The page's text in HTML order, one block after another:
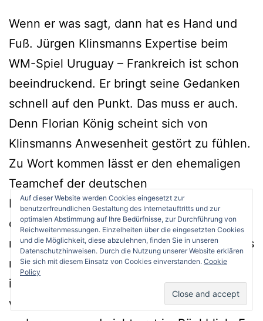
Wenn er was sagt, dann hat es Hand und
Fuß. Jürgen Klinsmanns Expertise beim
WM-Spiel Uruguay – Frankreich ist schon
beeindruckend. Er bringt seine Gedanken
schnell auf den Punkt. Das muss er auch.
Denn Florian König scheint sich von
Klinsmanns Anwesenheit gestört zu fühlen.
Zu Wort kommen lässt er den ehemaligen
Teamchef der deutschen
Nationalmannschaft nämlich nicht. Da König
das Spiel souverän kommentiert, ist das
nicht ganz so schlimm. König kann mehr, als
nur das Geschehen wiederzugeben. Er
interpretiert die Entwicklung des Spiels,
weiß die entscheidenden Momente sofort
Auf dieser Website werden Cookies eingesetzt zur
benutzerfreundlichen Gestaltung des Internetauftritts und zur
optimalen Abstimmung auf Ihre Bedürfnisse, zur Durchführung von
Reichweitenmessungen. Einzelheiten über die eingesetzten Cookies
und die Möglichkeit, diese abzulehnen, finden Sie in unseren
Datenschutzhinweisen. Durch die Nutzung unserer Website erklären
Sie sich mit diesem Einsatz von Cookies einverstanden. Cookie
Policy